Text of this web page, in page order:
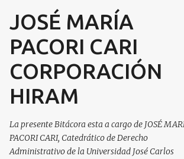
Ir al contenido principal
JOSÉ MARÍA
PACORI CARI
CORPORACIÓN
HIRAM
La presente Bitácora esta a cargo de JOSÉ
PACORI CARI, Catedrático de Derecho
Administrativo de la Universidad José Carlos